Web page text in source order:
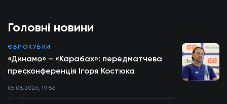
Головні новини
ЄВРОКУБКИ
«Динамо» – «Карабах»: передматчева
пресконференція Ігоря Костюка
05.08.2026, 19:56